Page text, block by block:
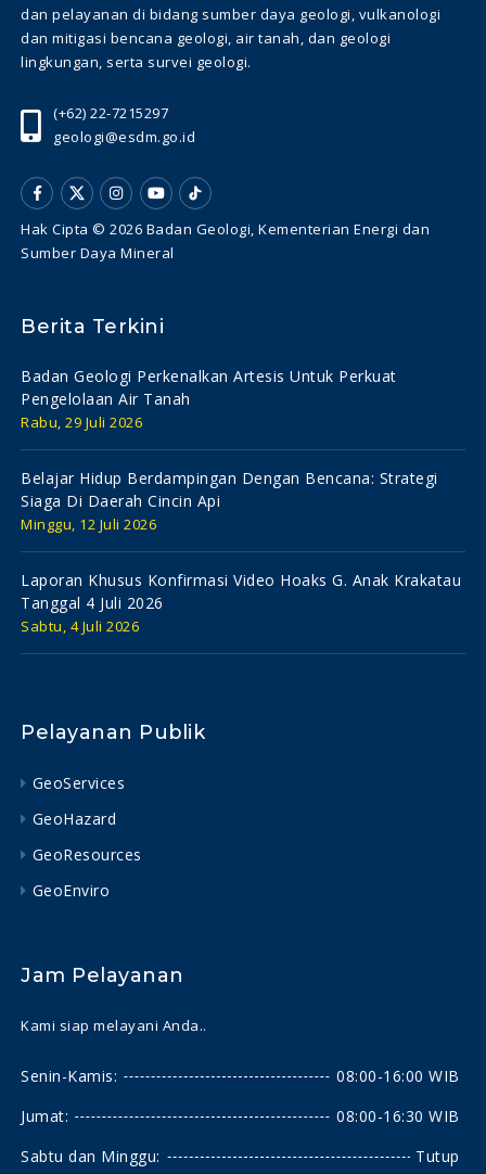
dan pelayanan di bidang sumber daya geologi, vulkanologi
dan mitigasi bencana geologi, air tanah, dan geologi
lingkungan, serta survei geologi.
(+62) 22-7215297
geologi@esdm.go.id
Hak Cipta © 2026 Badan Geologi, Kementerian Energi dan
Sumber Daya Mineral
Berita Terkini
Badan Geologi Perkenalkan Artesis Untuk Perkuat
Pengelolaan Air Tanah
Rabu, 29 Juli 2026
Belajar Hidup Berdampingan Dengan Bencana: Strategi
Siaga Di Daerah Cincin Api
Minggu, 12 Juli 2026
Laporan Khusus Konfirmasi Video Hoaks G. Anak Krakatau
Tanggal 4 Juli 2026
Sabtu, 4 Juli 2026
Pelayanan Publik
GeoServices
GeoHazard
GeoResources
GeoEnviro
Jam Pelayanan
Kami siap melayani Anda..
Senin-Kamis:
08:00-16:00 WIB
Jumat:
08:00-16:30 WIB
Sabtu dan Minggu:
Tutup